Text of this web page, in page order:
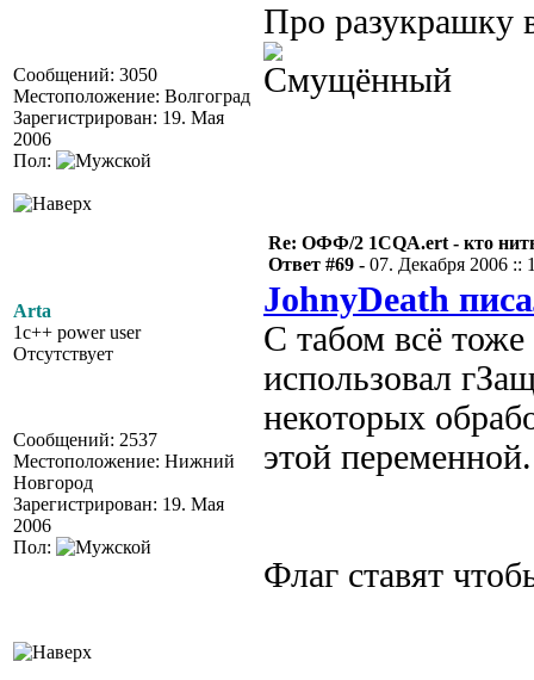
Сообщений: 3050
Местоположение: Волгоград
Зарегистрирован: 19. Мая
2006
Пол:
Про разукрашку
Arta
1c++ power user
Отсутствует
Сообщений: 2537
Местоположение: Нижний
Новгород
Зарегистрирован: 19. Мая
2006
Пол:
Re: ОФФ/2 1CQA.ert - кто
Ответ #69 - 07. Декабря 2006 ::
JohnyDeath
С табом всё
использовал
некоторых
этой
Флаг ставят